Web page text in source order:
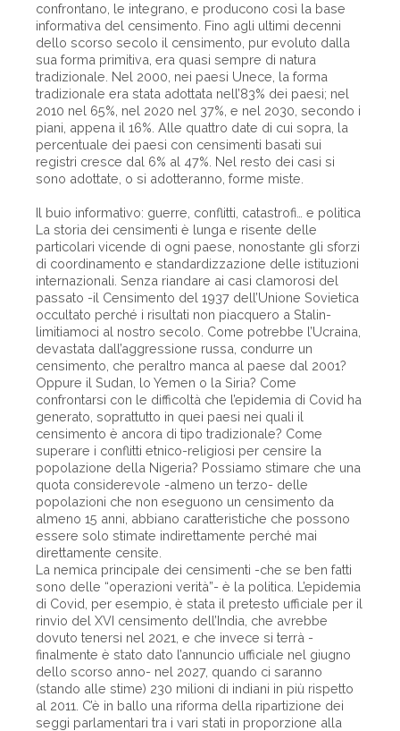
confrontano, le integrano, e producono così la base
informativa del censimento. Fino agli ultimi decenni
dello scorso secolo il censimento, pur evoluto dalla
sua forma primitiva, era quasi sempre di natura
tradizionale. Nel 2000, nei paesi Unece, la forma
tradizionale era stata adottata nell’83% dei paesi; nel
2010 nel 65%, nel 2020 nel 37%, e nel 2030, secondo i
piani, appena il 16%. Alle quattro date di cui sopra, la
percentuale dei paesi con censimenti basati sui
registri cresce dal 6% al 47%. Nel resto dei casi si
sono adottate, o si adotteranno, forme miste.
Il buio informativo: guerre, conflitti, catastrofi… e politica
La storia dei censimenti è lunga e risente delle
particolari vicende di ogni paese, nonostante gli sforzi
di coordinamento e standardizzazione delle istituzioni
internazionali. Senza riandare ai casi clamorosi del
passato -il Censimento del 1937 dell’Unione Sovietica
occultato perché i risultati non piacquero a Stalin-
limitiamoci al nostro secolo. Come potrebbe l’Ucraina,
devastata dall’aggressione russa, condurre un
censimento, che peraltro manca al paese dal 2001?
Oppure il Sudan, lo Yemen o la Siria? Come
confrontarsi con le difficoltà che l’epidemia di Covid ha
generato, soprattutto in quei paesi nei quali il
censimento è ancora di tipo tradizionale? Come
superare i conflitti etnico-religiosi per censire la
popolazione della Nigeria? Possiamo stimare che una
quota considerevole -almeno un terzo- delle
popolazioni che non eseguono un censimento da
almeno 15 anni, abbiano caratteristiche che possono
essere solo stimate indirettamente perché mai
direttamente censite.
La nemica principale dei censimenti -che se ben fatti
sono delle “operazioni verità”- è la politica. L’epidemia
di Covid, per esempio, è stata il pretesto ufficiale per il
rinvio del XVI censimento dell’India, che avrebbe
dovuto tenersi nel 2021, e che invece si terrà -
finalmente è stato dato l’annuncio ufficiale nel giugno
dello scorso anno- nel 2027, quando ci saranno
(stando alle stime) 230 milioni di indiani in più rispetto
al 2011. C’è in ballo una riforma della ripartizione dei
seggi parlamentari tra i vari stati in proporzione alla